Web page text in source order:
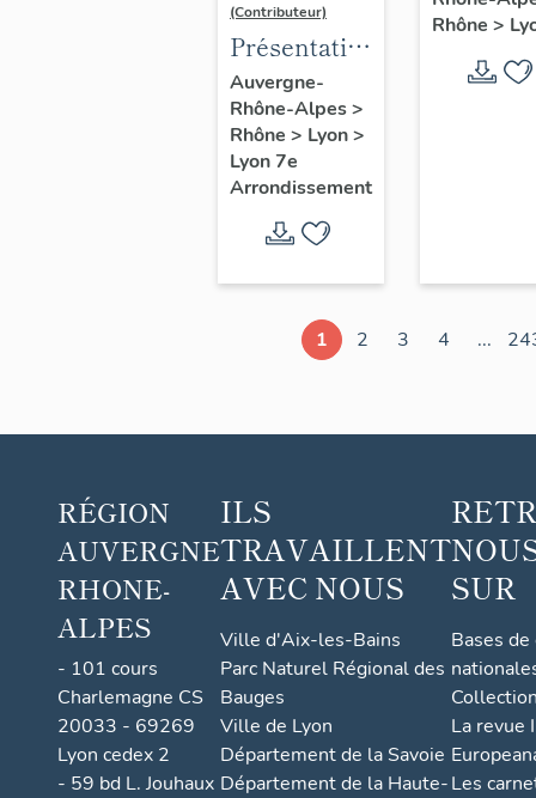
(Contributeur)
Présentation
du secteur
d'étude
Lyon
Guillotière
Auvergne-
Rhône-Alpes>
Rhône > Lyon>
Lyon 7e
Arrondissement
Lyon
Rhône >
1 2 3 4 ...
RÉGION
AUVERGNE
RHONE-
ALPES
- 101 cours
Charlemagne CS
20033 - 69269
Lyon cedex 2
- 59 bd L. Jouhaux
ILS
TRAVAILLENT
AVEC NOUS
Ville d'Aix-les-Bains
Parc Naturel Régional des
Bauges
Ville de Lyon
Département de la Savoie
Département de la Haute-
SUR
Bases
La revue
Les